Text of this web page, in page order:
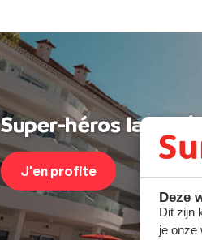
Deze
Dit zijn
je onze
Super-héros last
J'en profite